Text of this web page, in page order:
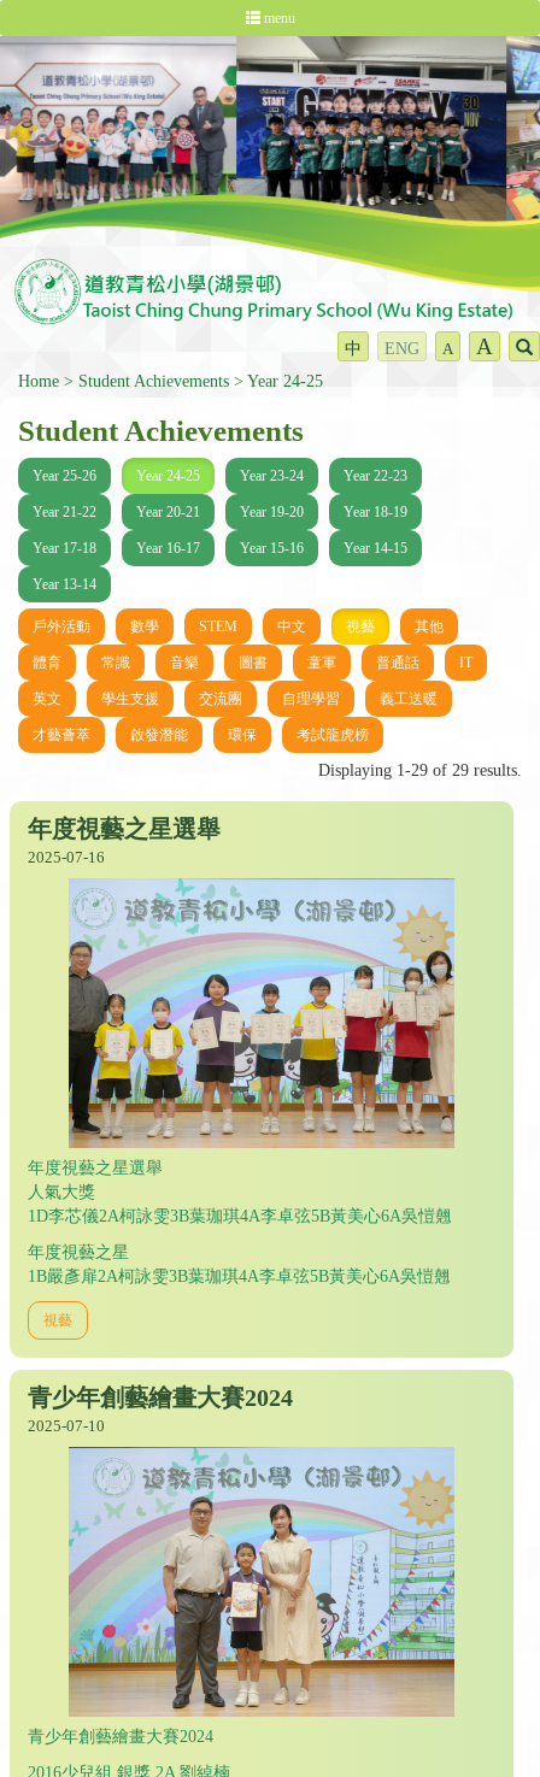
menu
中 ENG A A
Home Student Achievements Year 24-25
Student Achievements
Year 25-26 Year 24-25 Year 23-24 Year 22-23
Year 21-22 Year 20-21 Year 19-20 Year 18-19
Year 17-18 Year 16-17 Year 15-16 Year 14-15
Year 13-14
戶外活動 數學 STEM 中文 視藝 其他
體育 常識 音樂 圖書 童軍 普通話 IT
英文 學生支援 交流團 自理學習 義工送暖
才藝薈萃 啟發潛能 環保 考試龍虎榜
Displaying 1-29 of 29 results.
年度視藝之星選舉
2025-07-16
年度視藝之星選舉
人氣大獎
1D李芯儀2A柯詠雯3B葉珈琪4A李卓弦5B黃美心6A吳愷翹
年度視藝之星
1B嚴彥扉2A柯詠雯3B葉珈琪4A李卓弦5B黃美心6A吳愷翹
視藝
青少年創藝繪畫大賽2024
2025-07-10
青少年創藝繪畫大賽2024
2016少兒組 銀獎 2A 劉綽楠